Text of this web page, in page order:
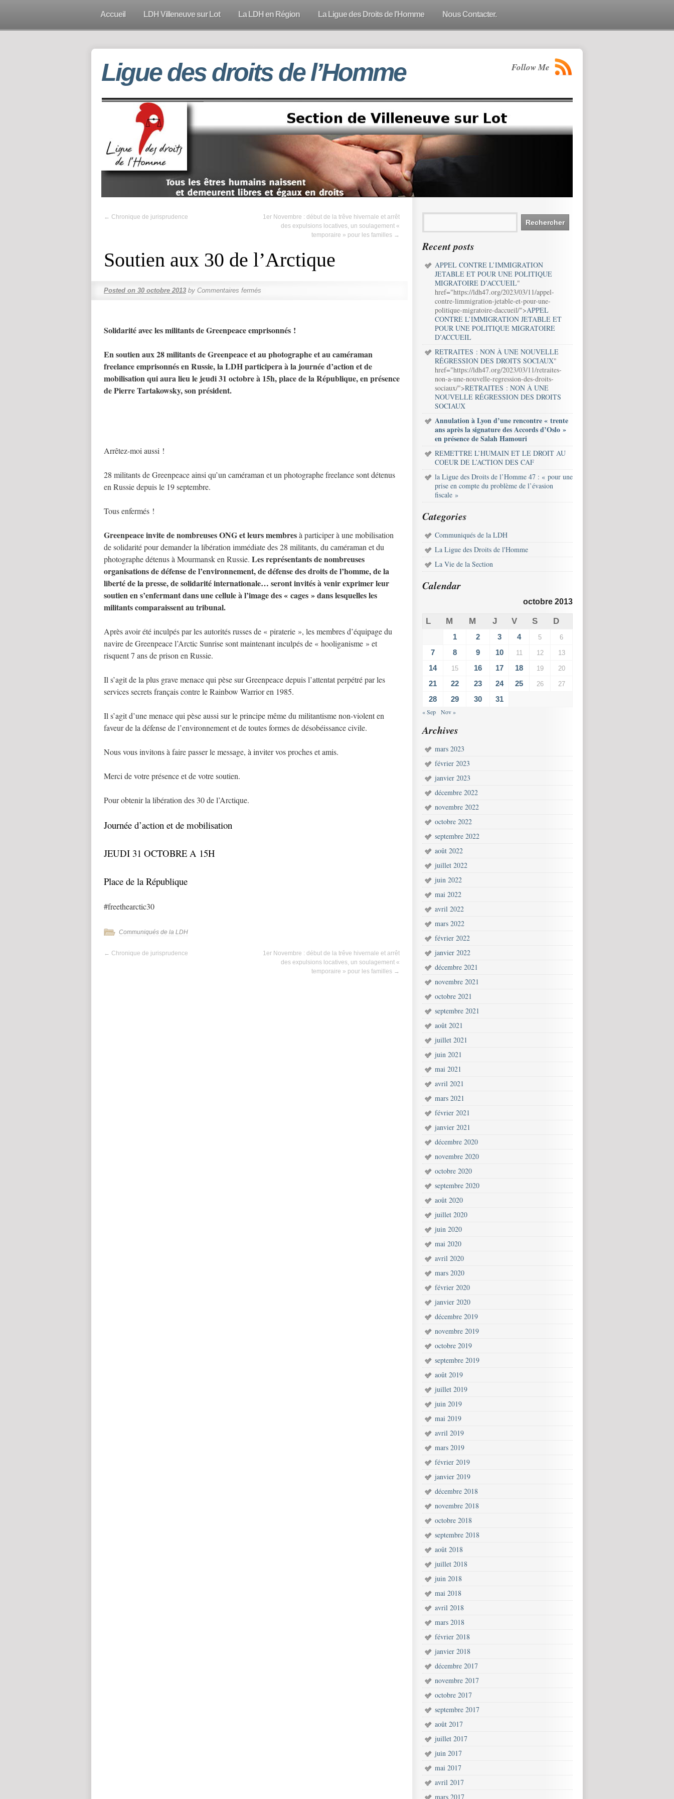
Accueil LDH Villeneuve sur Lot La LDH en Région La Ligue des Droits de l’Homme Nous Contacter.
Ligue des droits de l’Homme Follow Me
← Chronique de jurisprudence
1er Novembre : début de la trêve hivernale et arrêt
des expulsions locatives, un soulagement «
temporaire » pour les familles →
Soutien aux 30 de l’Arctique
Posted on 30 octobre 2013 by Commentaires fermés
Solidarité avec les militants de Greenpeace emprisonnés !
En soutien aux 28 militants de Greenpeace et au photographe et au caméraman
freelance emprisonnés en Russie, la LDH participera à la journée d’action et de
mobilisation qui aura lieu le jeudi 31 octobre à 15h, place de la République, en présence
de Pierre Tartakowsky, son président.
Arrêtez-moi aussi !
28 militants de Greenpeace ainsi qu’un caméraman et un photographe freelance sont détenus
en Russie depuis le 19 septembre.
Tous enfermés !
Greenpeace invite de nombreuses ONG et leurs membresà participer à une mobilisation
de solidarité pour demander la libération immédiate des 28 militants, du caméraman et du
photographe détenus à Mourmansk en Russie. Les représentants de nombreuses
organisations de défense de l’environnement, de défense des droits de l’homme, de la
liberté de la presse, de solidarité internationale… seront invités à venir exprimer leur
soutien en s’enfermant dans une cellule à l’image des « cages » dans lesquelles les
militants comparaissent au tribunal.
Après avoir été inculpés par les autorités russes de « piraterie », les membres d’équipage du
navire de Greenpeace l’Arctic Sunrise sont maintenant inculpés de « hooliganisme » et
risquent 7 ans de prison en Russie.
Il s’agit de la plus grave menace qui pèse sur Greenpeace depuis l’attentat perpétré par les
services secrets français contre le Rainbow Warrior en 1985.
Il s’agit d’une menace qui pèse aussi sur le principe même du militantisme non-violent en
faveur de la défense de l’environnement et de toutes formes de désobéissance civile.
Nous vous invitons à faire passer le message, à inviter vos proches et amis.
Merci de votre présence et de votre soutien.
Pour obtenir la libération des 30 de l’Arctique.
Journée d’action et de mobilisation
JEUDI 31 OCTOBRE A 15H
Place de la République
#freethearctic30
Communiqués de la LDH
← Chronique de jurisprudence
1er Novembre : début de la trêve hivernale et arrêt
des expulsions locatives, un soulagement «
temporaire » pour les familles →
Recent posts
APPEL CONTRE L’IMMIGRATION
JETABLE ET POUR UNE POLITIQUE
MIGRATOIRE D’ACCUEIL"
href="https://ldh47.org/2023/03/11/appel-
contre-limmigration-jetable-et-pour-une-
politique-migratoire-daccueil/">APPEL
CONTRE L’IMMIGRATION JETABLE ET
POUR UNE POLITIQUE MIGRATOIRE
D’ACCUEIL
RETRAITES : NON À UNE NOUVELLE
RÉGRESSION DES DROITS SOCIAUX"
href="https://ldh47.org/2023/03/11/retraites-
non-a-une-nouvelle-regression-des-droits-
sociaux/">RETRAITES : NON À UNE
NOUVELLE RÉGRESSION DES DROITS
SOCIAUX
Annulation à Lyon d’une rencontre « trente
ans après la signature des Accords d’Oslo »
en présence de Salah Hamouri
REMETTRE L’HUMAIN ET LE DROIT AU
COEUR DE L’ACTION DES CAF
la Ligue des Droits de l’Homme 47 : « pour une
prise en compte du problème de l’évasion
fiscale »
Categories
Communiqués de la LDH
La Ligue des Droits de l'Homme
La Vie de la Section
Calendar
octobre 2013
L M M J V S D
1 2 3 4 5 6
7 8 9 10 11 12 13
14 15 16 17 18 19 20
21 22 23 24 25 26 27
28 29 30 31
« Sep Nov »
Archives
mars 2023
février 2023
janvier 2023
décembre 2022
novembre 2022
octobre 2022
septembre 2022
août 2022
juillet 2022
juin 2022
mai 2022
avril 2022
mars 2022
février 2022
janvier 2022
décembre 2021
novembre 2021
octobre 2021
septembre 2021
août 2021
juillet 2021
juin 2021
mai 2021
avril 2021
mars 2021
février 2021
janvier 2021
décembre 2020
novembre 2020
octobre 2020
septembre 2020
août 2020
juillet 2020
juin 2020
mai 2020
avril 2020
mars 2020
février 2020
janvier 2020
décembre 2019
novembre 2019
octobre 2019
septembre 2019
août 2019
juillet 2019
juin 2019
mai 2019
avril 2019
mars 2019
février 2019
janvier 2019
décembre 2018
novembre 2018
octobre 2018
septembre 2018
août 2018
juillet 2018
juin 2018
mai 2018
avril 2018
mars 2018
février 2018
janvier 2018
décembre 2017
novembre 2017
octobre 2017
septembre 2017
août 2017
juillet 2017
juin 2017
mai 2017
avril 2017
mars 2017